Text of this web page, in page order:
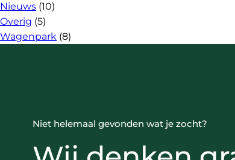
Nieuws (10)
Overig (5)
Wagenpark (8)
Niet helemaal gevonden wat je zocht?